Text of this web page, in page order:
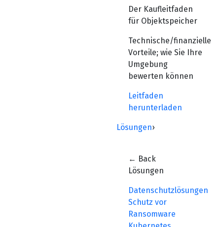
Der Kaufleitfaden
für Objektspeicher
Technische/finanzielle
Vorteile; wie Sie Ihre
Umgebung
bewerten können
Leitfaden
herunterladen
Lösungen›
← Back
Lösungen
Datenschutzlösungen
Schutz vor
Ransomware